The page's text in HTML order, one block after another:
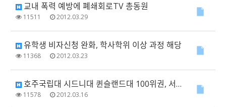
교내 폭력 예방에 폐쇄회로TV 총동원
11511 2012.03.29
유학생 비자신청 완화, 학사학위 이상 과정 해당
11368 2012.03.23
호주국립대 시드니대 퀸슬랜드대 100위권, 서울대 51-60위권
11578 2012.03.16